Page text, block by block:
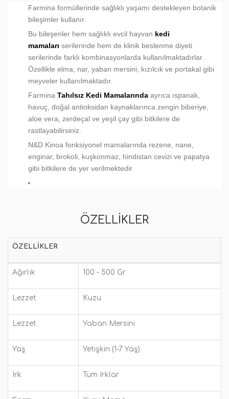
Farmina formüllerinde sağlıklı yaşamı destekleyen botanik
bileşimler kullanır.
Bu bileşenler hem sağlıklı evcil hayvan kedi
mamaları serilerinde hem de klinik beslenme diyeti
serilerinde farklı kombinasyonlarda kullanılmaktadırlar.
Özellikle elma, nar, yaban mersini, kızılcık ve portakal gibi
meyveler kullanılmaktadır.
Farmina Tahılsız Kedi Mamalarında ayrıca ıspanak,
havuç, doğal antioksidan kaynaklarınca zengin biberiye,
aloe vera, zerdeçal ve yeşil çay gibi bitkilere de
rastlayabilirsiniz.
N&D Kinoa fonksiyonel mamalarında rezene, nane,
enginar, brokoli, kuşkonmaz, hindistan cevizi ve papatya
gibi bitkilere de yer verilmektedir
ÖZELLIKLER
ÖZELLIKLER
Ağırlık 100 - 500 Gr
Lezzet Kuzu
Lezzet Yaban Mersini
Yaş Yetişkin (1-7 Yaş)
Irk Tüm Irklar